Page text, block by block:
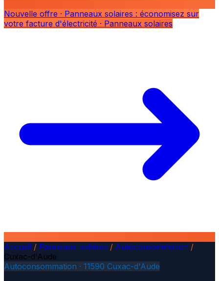
Nouvelle offre · Panneaux solaires : économisez sur
votre facture d'électricité · Panneaux solaires
Accueil / Panneaux solaires / Autoconsommation /
Cuxac-d'Aude
Autoconsommation · 11590 Cuxac-d'Aude